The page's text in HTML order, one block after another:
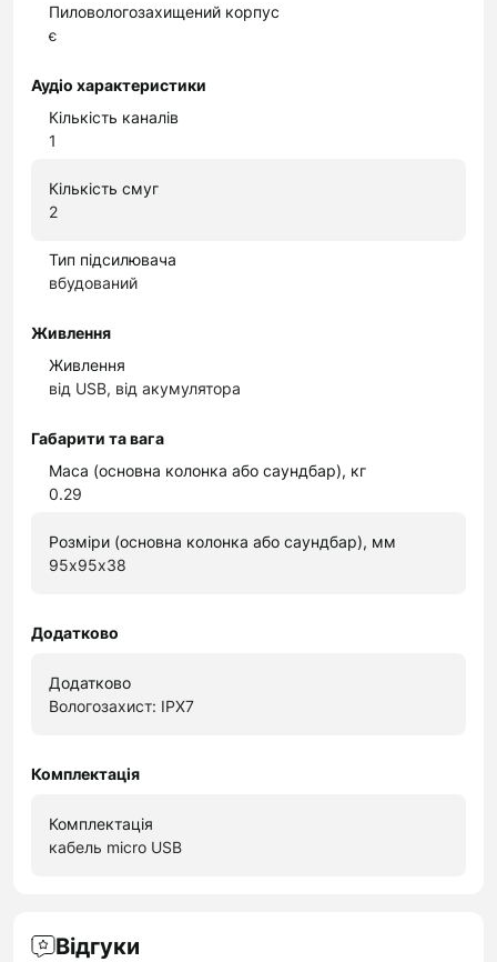
Пиловологозахищений корпус
є
Аудіо характеристики
Кількість каналів
1
Кількість смуг
2
Тип підсилювача
вбудований
Живлення
Живлення
від USB, від акумулятора
Габарити та вага
Маса (основна колонка або саундбар), кг
0.29
Розміри (основна колонка або саундбар), мм
95х95х38
Додатково
Додатково
Вологозахист: IPX7
Комплектація
Комплектація
кабель micro USB
Відгуки